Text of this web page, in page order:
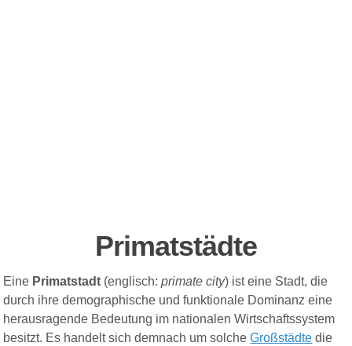
Primatstädte
Eine Primatstadt (englisch:primate city) ist eine Stadt, die
durch ihre demographische und funktionale Dominanz eine
herausragende Bedeutung im nationalen Wirtschaftssystem
besitzt. Es handelt sich demnach um solcheGroßstädte die